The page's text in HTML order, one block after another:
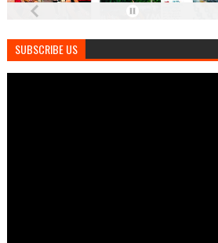
SUBSCRIBE US